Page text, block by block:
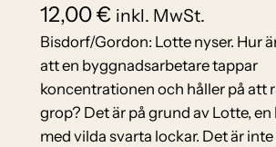
Bewertet
mit5.00
von 5,
basierend
auf
1
Kundenbew
12,00€ inkl. MwSt.
Bisdorf/Gordon: Lotte nyser. Hur
att en byggnadsarbetare tappar
koncentrationen och håller på att
grop? Det är på grund av Lotte,
med vilda svarta lockar. Det är